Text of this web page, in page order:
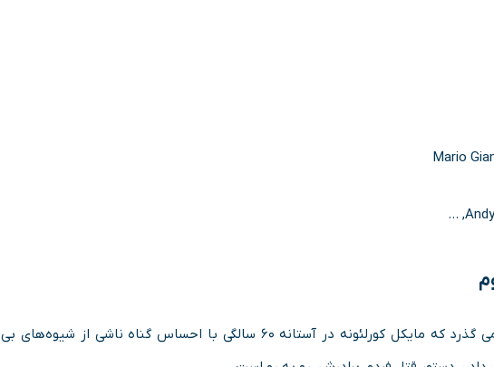
در سال ۱۹۷۹ می گذرد که مایکل کورلئونه در آستانه ۶۰ سالگی‌ با احساس گناه ناشی از شیوه‌های بی